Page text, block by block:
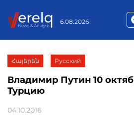
6.08.2026
Հայերեն Русский
Владимир Путин 10
Турцию
04.10.2016